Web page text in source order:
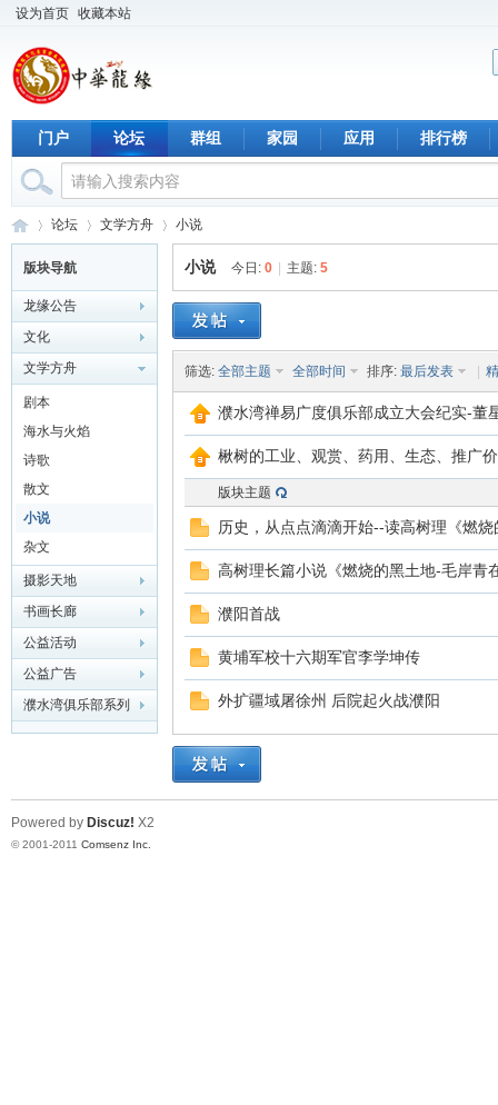
设为首页 收藏本站
门户 论坛 群组 家园 应用 排行榜
中 ›
论坛
›
文学方舟
›
小说
版块导航
龙缘公告
文化
文学方舟
剧本
海水与火焰
诗歌
散文
小说
杂文
摄影天地
书画长廊
公益活动
公益广告
濮水湾俱乐部系列
小说 今日: 0 主题: 5
筛选: 全部主题 全部时间 排序: 最后发表
濮水湾禅易广度俱乐部成立大会纪实-董
楸树的工业、观赏、药用、生态、推广
版块主题
历史，从点点滴滴开始--读高树理《燃
高树理长篇小说《燃烧的黑土地-毛岸青
濮阳首战
黄埔军校十六期军官李学坤传
外扩疆域屠徐州 后院起火战濮阳
Powered by Discuz! X2
© 2001-2011 Comsenz Inc.